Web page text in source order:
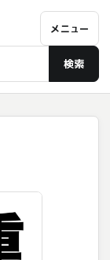
検索
メニュー